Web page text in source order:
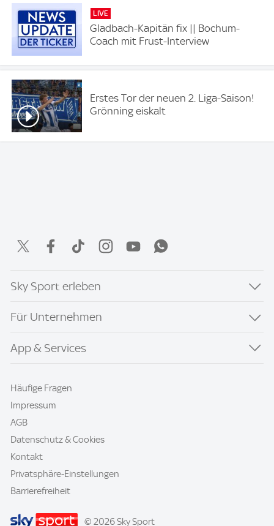
LIVE
Gladbach-Kapitän fix || Bochum-
Coach mit Frust-Interview
Erstes Tor der neuen 2. Liga-Saison!
Grönning eiskalt
Sky Sport erleben
Für Unternehmen
App & Services
Häufige Fragen
Impressum
AGB
Datenschutz & Cookies
Kontakt
Privatsphäre-Einstellungen
Barrierefreiheit
© 2026 Sky Sport